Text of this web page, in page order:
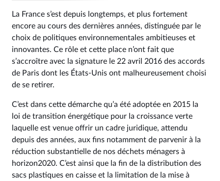
La France s’est depuis longtemps, et plus fortement
encore au cours des dernières années, distinguée par le
choix de politiques environnementales ambitieuses et
innovantes. Ce rôle et cette place n’ont fait que
s’accroître avec la signature le 22 avril 2016 des accords
de Paris dont les États-Unis ont malheureusement choisi
de se retirer.
C’est dans cette démarche qu’a été adoptée en 2015 la
loi de transition énergétique pour la croissance verte
laquelle est venue offrir un cadre juridique, attendu
depuis des années, aux fins notamment de parvenir à la
réduction substantielle de nos déchets ménagers à
horizon2020. C’est ainsi que la fin de la distribution des
sacs plastiques en caisse et la limitation de la mise à